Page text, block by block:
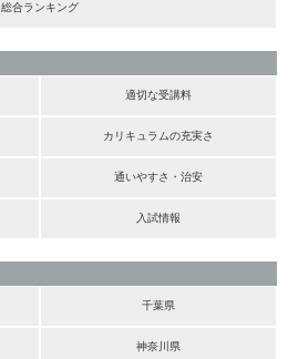
総合ランキング
適切な受講料
カリキュラムの充実さ
通いやすさ・治安
入試情報
千葉県
神奈川県